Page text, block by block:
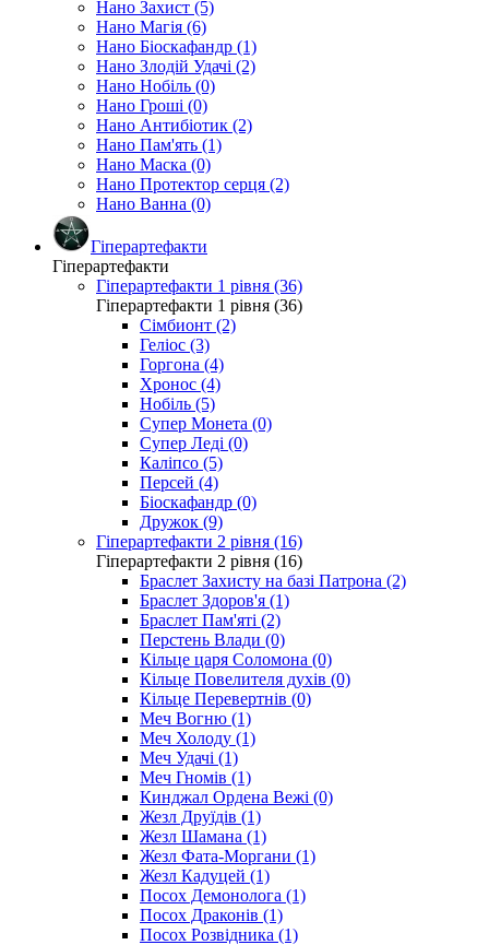
Нано Захист (5)
Нано Магія (6)
Нано Біоскафандр (1)
Нано Злодій Удачі (2)
Нано Нобіль (0)
Нано Гроші (0)
Нано Антибіотик (2)
Нано Пам'ять (1)
Нано Маска (0)
Нано Протектор серця (2)
Нано Ванна (0)
Гіперартефакти
Гіперартефакти
Гіперартефакти 1 рівня (36)
Гіперартефакти 1 рівня (36)
Сімбионт (2)
Геліос (3)
Горгона (4)
Хронос (4)
Нобіль (5)
Супер Монета (0)
Супер Леді (0)
Каліпсо (5)
Персей (4)
Біоскафандр (0)
Дружок (9)
Гіперартефакти 2 рівня (16)
Гіперартефакти 2 рівня (16)
Браслет Захисту на базі Патрона (2)
Браслет Здоров'я (1)
Браслет Пам'яті (2)
Перстень Влади (0)
Кільце царя Соломона (0)
Кільце Повелителя духів (0)
Кільце Перевертнів (0)
Меч Вогню (1)
Меч Холоду (1)
Меч Удачі (1)
Меч Гномів (1)
Кинджал Ордена Вежі (0)
Жезл Друїдів (1)
Жезл Шамана (1)
Жезл Фата-Моргани (1)
Жезл Кадуцей (1)
Посох Демонолога (1)
Посох Драконів (1)
Посох Розвідника (1)